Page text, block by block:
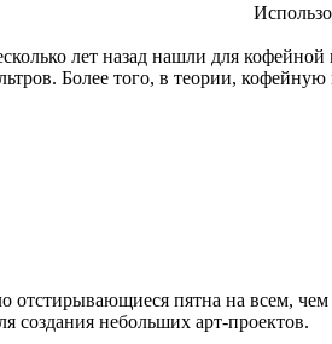
лет назад нашли для
Более того, в теории,
отстирывающиеся пятна на всем,
создания небольших арт-проектов.